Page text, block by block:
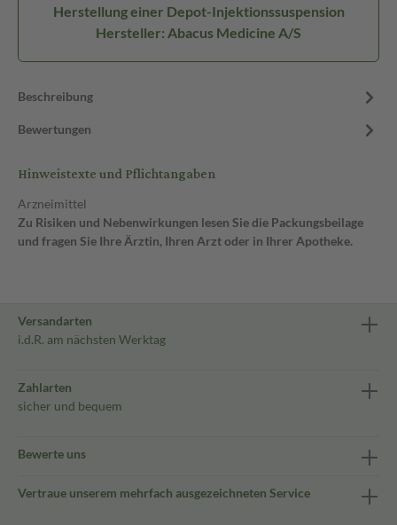
Herstellung einer Depot-Injektionssuspension
Hersteller: Abacus Medicine A/S
Beschreibung
Bewertungen
Hinweistexte und Pflichtangaben
Arzneimittel
Zu Risiken und Nebenwirkungen lesen Sie die Packungsbeilage
und fragen Sie Ihre Ärztin, Ihren Arzt oder in Ihrer Apotheke.
Versandarten
i.d.R. am nächsten Werktag
Zahlarten
sicher und bequem
Bewerte uns
Vertraue unserem mehrfach ausgezeichneten Service